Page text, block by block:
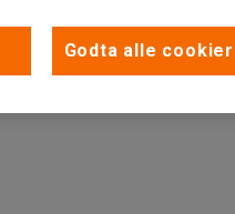
Godta alle cookier